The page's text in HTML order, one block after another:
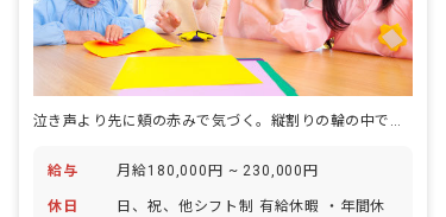
給与 月給180,000円 ~ 230,000円
休日
日、祝、他シフト制 有給休暇 ・年間休